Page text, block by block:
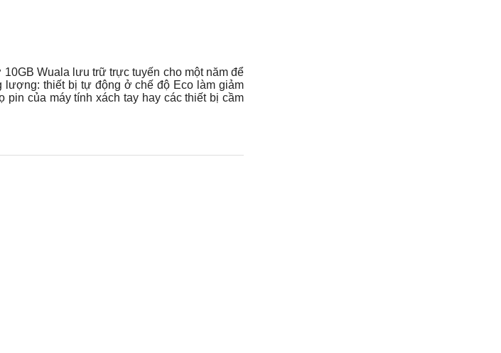
Wuala lưu trữ trực tuyến cho một năm để
lượng: thiết bị tự động ở chế độ Eco làm giảm
của máy tính xách tay hay các thiết bị cầm